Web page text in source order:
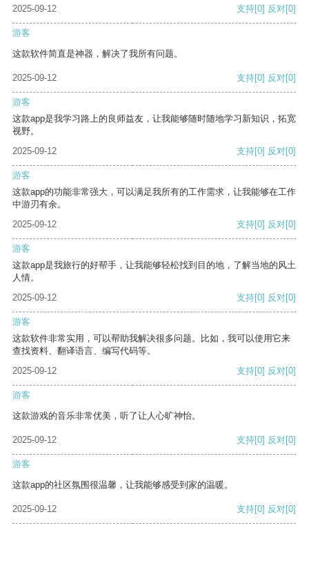
2025-09-12
支持[0] 反对[0]
游客
这款软件简直是神器，解决了我所有问题。
2025-09-12 支持[0] 反对[0]
游客
这款app是我学习路上的良师益友，让我能够随时随地学习新知识，拓宽
视野。
2025-09-12
支持[0] 反对[0]
游客
这款app的功能非常强大，可以满足我所有的工作需求，让我能够在工作
中游刃有余。
2025-09-12
支持[0] 反对[0]
游客
这款app是我旅行的好帮手，让我能够轻松找到目的地，了解当地的风土
人情。
2025-09-12
支持[0] 反对[0]
游客
这款软件非常实用，可以帮助我解决很多问题。比如，我可以使用它来
查找资料、翻译语言、编写代码等。
2025-09-12
支持[0] 反对[0]
游客
这款游戏的音乐非常优美，听了让人心旷神怡。
2025-09-12 支持[0] 反对[0]
游客
这款app的社区氛围很温馨，让我能够感受到家的温暖。
2025-09-12 支持[0] 反对[0]